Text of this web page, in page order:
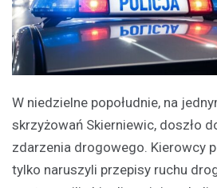
W niedzielne popołudnie, na
skrzyżowań Skierniewic, doszło
zdarzenia drogowego. Kierowcy
tylko naruszyli przepisy ruchu